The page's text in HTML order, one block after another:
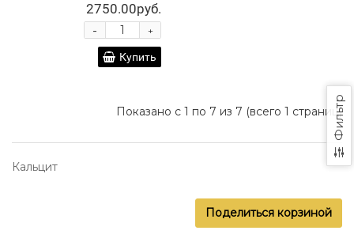
Фильтр
2750.00руб.
+
-
Купить
Показано с 1 по 7 из 7 (всего 1 страниц)
Кальцит
Поделиться корзиной